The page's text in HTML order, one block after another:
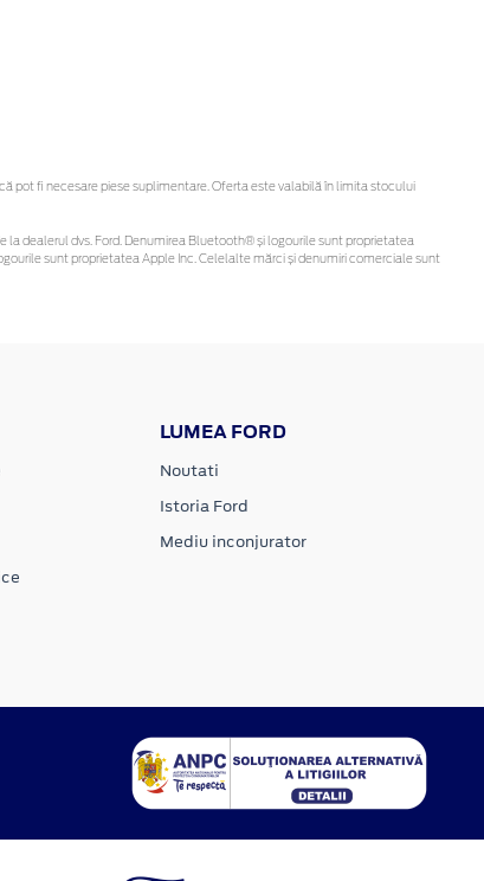
pot fi necesare piese suplimentare. Oferta este valabilă în limita stocului
dealerul dvs. Ford. Denumirea Bluetooth® și logourile sunt proprietatea
sunt proprietatea Apple Inc. Celelalte mărci și denumiri comerciale sunt
LUMEA FORD
Noutati
Istoria Ford
Mediu inconjurator